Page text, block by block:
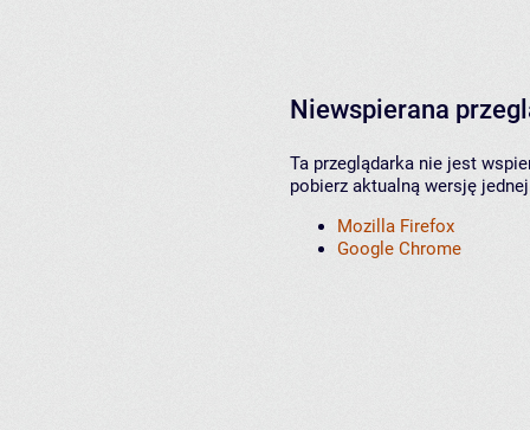
Niewspierana
Ta przeglądarka nie jest
pobierz aktualną wersję
Mozilla Firefox
Google Chrome